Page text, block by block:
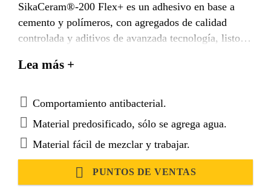
SikaCeram®-200 Flex+ es un adhesivo en base a
cemento y polímeros, con agregados de calidad
controlada y aditivos de avanzada tecnología, listo
obtener una mezcla fácil de colocar y de elevadas
ceramicos y porcelanatos de tamaño medio hasta 60
cm x 60 cm. Para formatos mayores utilizar otro
producto de la gama SikaCeram® según necesidad.
Lea más +
Comportamiento antibacterial.
Material predosificado, sólo se agrega agua.
Material fácil de mezclar y trabajar.
PUNTOS DE VENTAS